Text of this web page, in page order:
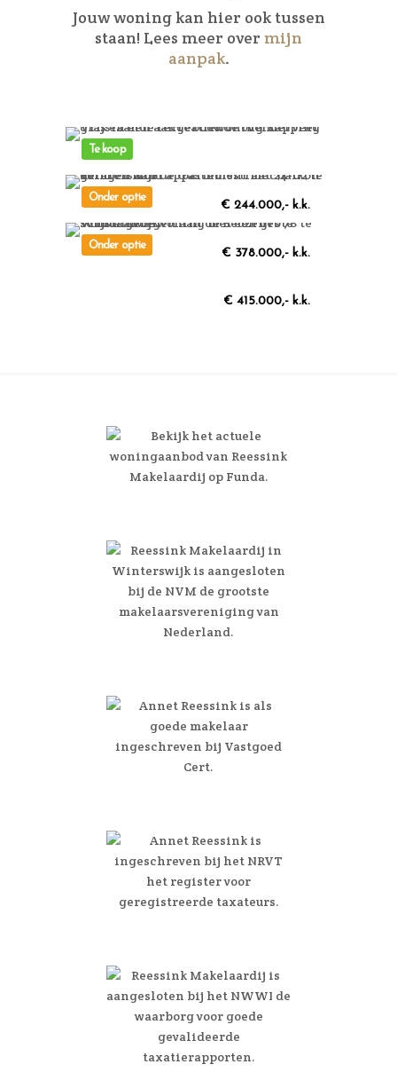
Jouw woning kan hier ook tussen
staan! Lees meer over mijn
aanpak.
Te koop
Kattenbergweg-2-
17, Winterswijk
Winterswijk € 244.000,- k.k.
Onder optie
Gasthuisstraat-24-
02, Winterswijk
Winterswijk € 378.000,- k.k.
Onder optie
€ 415.000,- k.k.